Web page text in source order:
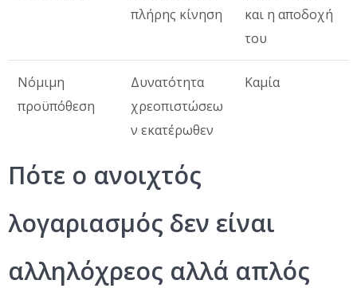
πλήρης κίνηση
και η αποδοχή
του
Νόμιμη
προϋπόθεση
Δυνατότητα
χρεοπιστώσεω
ν εκατέρωθεν
Καμία
Πότε ο ανοιχτός
λογαριασμός δεν είναι
αλληλόχρεος αλλά απλός